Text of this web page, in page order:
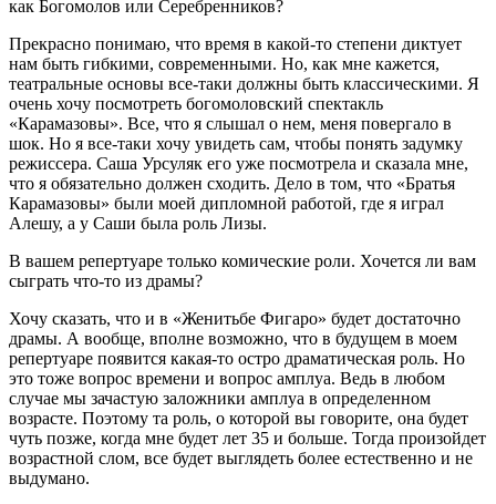
как Богомолов или Серебренников?
Прекрасно понимаю, что время в какой-то степени диктует
нам быть гибкими, современными. Но, как мне кажется,
театральные основы все-таки должны быть классическими. Я
очень хочу посмотреть богомоловский спектакль
«Карамазовы». Все, что я слышал о нем, меня повергало в
шок. Но я все-таки хочу увидеть сам, чтобы понять задумку
режиссера. Саша Урсуляк его уже посмотрела и сказала мне,
что я обязательно должен сходить. Дело в том, что «Братья
Карамазовы» были моей дипломной работой, где я играл
Алешу, а у Саши была роль Лизы.
В вашем репертуаре только комические роли. Хочется ли вам
сыграть что-то из драмы?
Хочу сказать, что и в «Женитьбе Фигаро» будет достаточно
драмы. А вообще, вполне возможно, что в будущем в моем
репертуаре появится какая-то остро драматическая роль. Но
это тоже вопрос времени и вопрос амплуа. Ведь в любом
случае мы зачастую заложники амплуа в определенном
возрасте. Поэтому та роль, о которой вы говорите, она будет
чуть позже, когда мне будет лет 35 и больше. Тогда произойдет
возрастной слом, все будет выглядеть более естественно и не
выдумано.